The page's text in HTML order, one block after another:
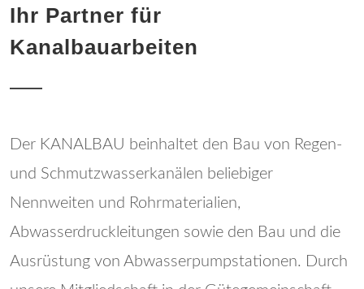
Ihr Partner für
Kanalbauarbeiten
Der KANALBAU beinhaltet den Bau von Regen-
und Schmutzwasserkanälen beliebiger
Nennweiten und Rohrmaterialien,
Abwasserdruckleitungen sowie den Bau und die
Ausrüstung von Abwasserpumpstationen. Durch